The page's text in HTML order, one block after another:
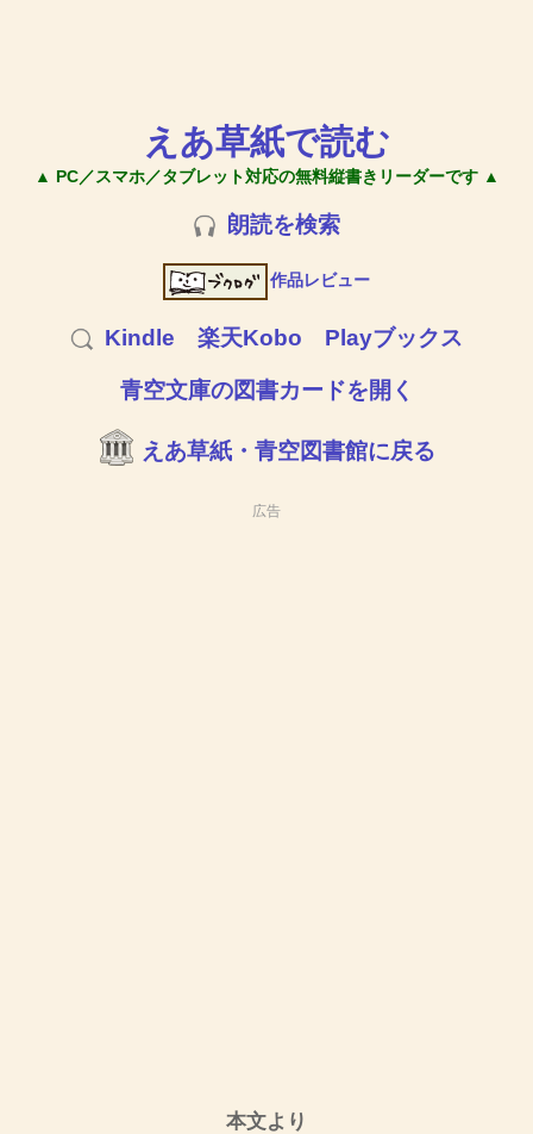
えあ草紙で読む
▲ PC／スマホ／タブレット対応の無料縦書きリーダーです ▲
朗読を検索
作品レビュー
Kindle 楽天Kobo Playブックス
青空文庫の図書カードを開く
えあ草紙・青空図書館に戻る
広告
本文より